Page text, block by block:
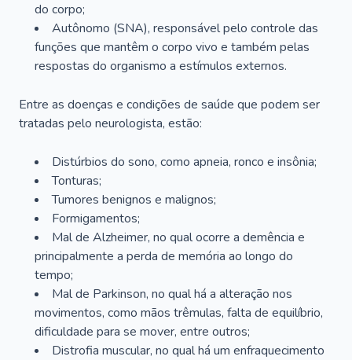
do corpo;
Autônomo (SNA), responsável pelo controle das
funções que mantêm o corpo vivo e também pelas
respostas do organismo a estímulos externos.
Entre as doenças e condições de saúde que podem ser
tratadas pelo neurologista, estão:
Distúrbios do sono, como apneia, ronco e insônia;
Tonturas;
Tumores benignos e malignos;
Formigamentos;
Mal de Alzheimer, no qual ocorre a demência e
principalmente a perda de memória ao longo do
tempo;
Mal de Parkinson, no qual há a alteração nos
movimentos, como mãos trêmulas, falta de equilíbrio,
dificuldade para se mover, entre outros;
Distrofia muscular, no qual há um enfraquecimento